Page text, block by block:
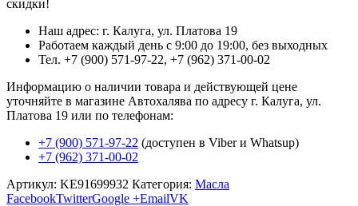
скидки!
Наш адрес: г. Калуга, ул. Платова 19
Работаем каждый день с 9:00 до 19:00, без выходных
Тел. +7 (900) 571-97-22, +7 (962) 371-00-02
Информацию о наличии товара и действующей цене
уточняйте в магазине Автохалява по адресу г. Калуга, ул.
Платова 19 или по телефонам:
+7 (900) 571-97-22 (доступен в Viber и Whatsup)
+7 (962) 371-00-02
Артикул: KE91699932 Категория: Масла
FacebookTwitterGoogle +EmailVK